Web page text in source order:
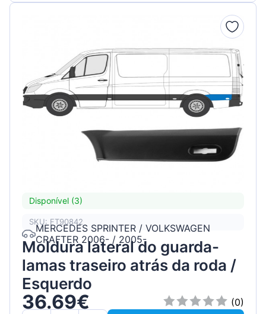
Disponível (3)
SKU: FT90842
MERCEDES SPRINTER / VOLKSWAGEN
CRAFTER 2006- / 2005-
Moldura lateral do guarda-
lamas traseiro atrás da roda /
Esquerdo
36.69€
(0)